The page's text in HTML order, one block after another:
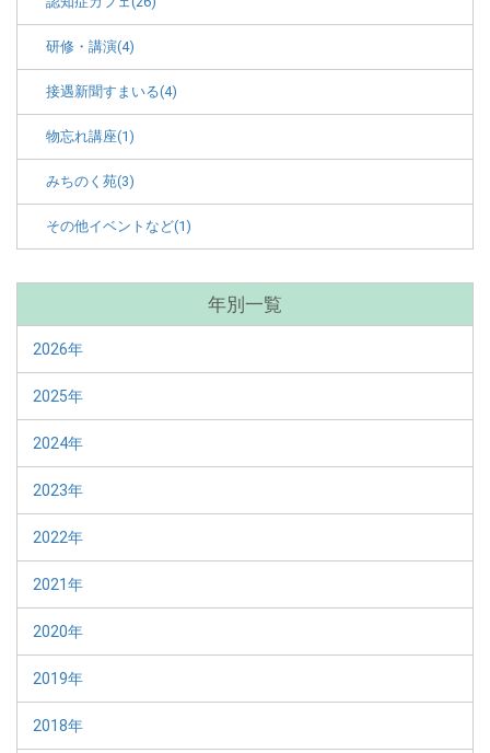
研修・講演(4)
接遇新聞すまいる(4)
物忘れ講座(1)
みちのく苑(3)
その他イベントなど(1)
年別一覧
2026年
2025年
2024年
2023年
2022年
2021年
2020年
2019年
2018年